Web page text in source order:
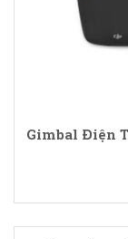
Gimbal Điện